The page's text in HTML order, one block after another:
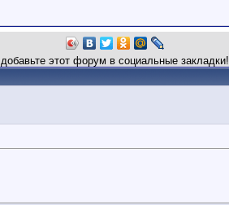
добавьте этот форум в социальные закладки!